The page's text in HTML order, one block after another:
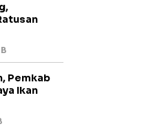
Pemkab
Ikan